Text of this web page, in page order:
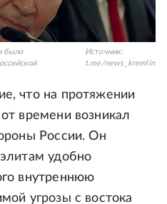
было
Источник:
t.me/news_kremlin
что на протяжении
времени возникал
России. Он
удобно
внутреннюю
угрозы с востока